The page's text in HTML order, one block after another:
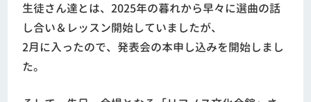
生徒さん達とは、2025年の暮れから早々に選曲の話
し合い＆レッスン開始していましたが、
2月に入ったので、発表会の本申し込みを開始しまし
た。